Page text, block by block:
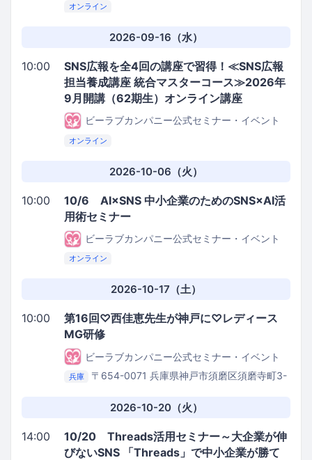
オンライン
2026-09-16（水）
10:00
SNS広報を全4回の講座で習得！≪SNS広報
担当養成講座 統合マスターコース≫2026年
9月開講（62期生）オンライン講座
ビーラブカンパニー公式セミナー・イベント
オンライン
2026-10-06（火）
10:00
10/6 AI×SNS 中小企業のためのSNS×AI活
用術セミナー
ビーラブカンパニー公式セミナー・イベント
オンライン
2026-10-17（土）
10:00
第16回♡西佳恵先生が神戸に♡レディース
MG研修
ビーラブカンパニー公式セミナー・イベント
兵庫
〒654-0071 兵庫県神戸市須磨区須磨寺町3-
2026-10-20（火）
14:00
10/20 Threads活用セミナー～大企業が伸
びないSNS 「Threads」で中小企業が勝て